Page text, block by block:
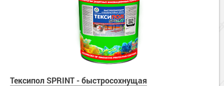
Тексипол SPRINT - быстросохнущая